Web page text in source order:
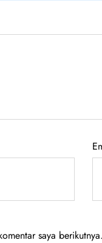
saya berikutnya.